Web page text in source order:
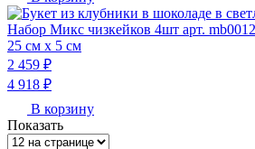
Набор Микс чизкейков 4шт арт.
25 см х 5 см
2 459 ₽
4 918 ₽
В корзину
Показать